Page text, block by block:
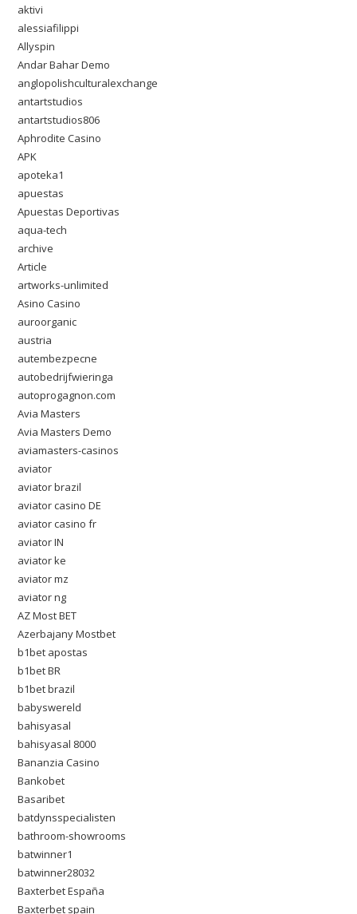
aktivi
alessiafilippi
Allyspin
Andar Bahar Demo
anglopolishculturalexchange
antartstudios
antartstudios806
Aphrodite Casino
APK
apoteka1
apuestas
Apuestas Deportivas
aqua-tech
archive
Article
artworks-unlimited
Asino Casino
auroorganic
austria
autembezpecne
autobedrijfwieringa
autoprogagnon.com
Avia Masters
Avia Masters Demo
aviamasters-casinos
aviator
aviator brazil
aviator casino DE
aviator casino fr
aviator IN
aviator ke
aviator mz
aviator ng
AZ Most BET
Azerbajany Mostbet
b1bet apostas
b1bet BR
b1bet brazil
babyswereld
bahisyasal
bahisyasal 8000
Bananzia Casino
Bankobet
Basaribet
batdynsspecialisten
bathroom-showrooms
batwinner1
batwinner28032
Baxterbet España
Baxterbet spain